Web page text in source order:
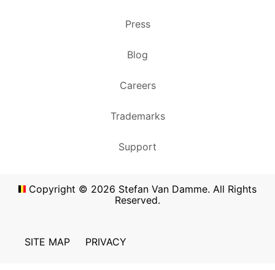
Press
Blog
Careers
Trademarks
Support
Copyright © 2026 Stefan Van Damme. All Rights
Reserved.
SITE MAP PRIVACY